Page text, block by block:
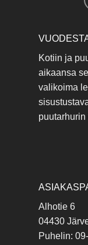
Kotiin ja
aikaansa
valikoima
Alhotie 6
04430
Puhelin: